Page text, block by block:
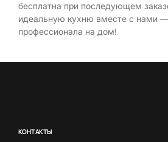
бесплатна при последующем
идеальную кухню вместе с нами —
профессионала на дом!
КОНТАКТЫ